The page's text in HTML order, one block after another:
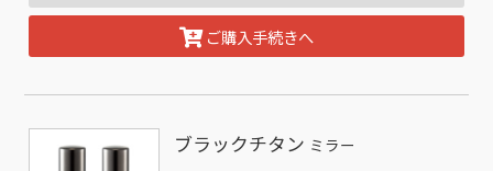
ご購入手続きへ
ブラックチタン ミラー